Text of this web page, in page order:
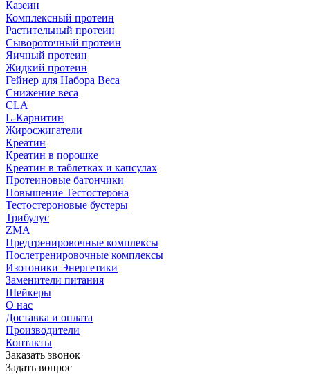
Казеин
Комплексный протеин
Растительный протеин
Сывороточный протеин
Яичный протеин
Жидкий протеин
Гейнер для Набора Веса
Снижение веса
CLA
L-Карнитин
Жиросжигатели
Креатин
Креатин в порошке
Креатин в таблетках и капсулах
Протеиновые батончики
Повышение Тестостерона
Тестостероновые бустеры
Трибулус
ZMA
Предтренировочные комплексы
Послетренировочные комплексы
Изотоники Энергетики
Заменители питания
Шейкеры
О нас
Доставка и оплата
Производители
Контакты
Заказать звонок
Задать вопрос